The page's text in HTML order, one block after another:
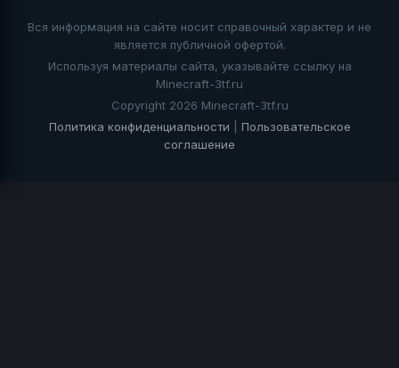
Вся информация на сайте носит справочный характер и не
является публичной офертой.
Используя материалы сайта, указывайте ссылку на
Minecraft-3tf.ru
Copyright 2026 Minecraft-3tf.ru
Политика конфиденциальности
Пользовательское
соглашение